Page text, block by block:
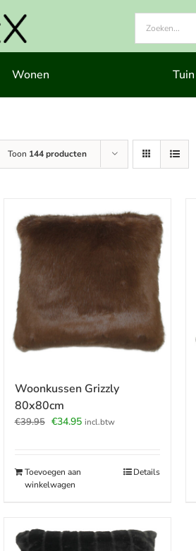
Wonen Tuin
Toon 144 producten
Woonkussen Grizzly
80x80cm
€39.95 Oorspronkelijke
€34.95Huidige
incl.btw
Toevoegen aan
winkelwagen
Details